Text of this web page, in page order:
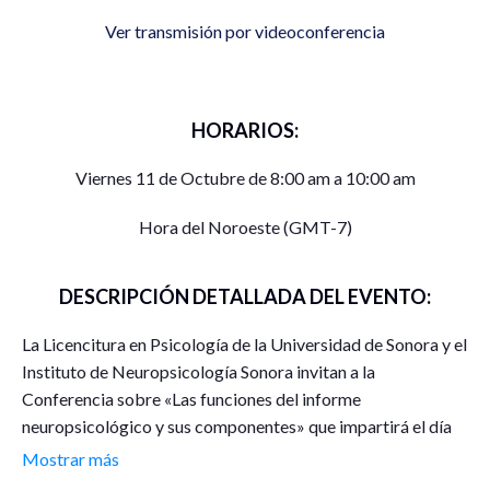
Ver transmisión por videoconferencia
HORARIOS:
Viernes 11 de Octubre de 8:00 am a 10:00 am
Hora del Noroeste (GMT-7)
DESCRIPCIÓN DETALLADA DEL EVENTO:
La Licencitura en Psicología de la Universidad de Sonora y el
Instituto de Neuropsicología Sonora invitan a la
Conferencia sobre «Las funciones del informe
neuropsicológico y sus componentes» que impartirá el día
viernes 11 de octubre a las 8am-10am de manera sincrónica
Mostrar más